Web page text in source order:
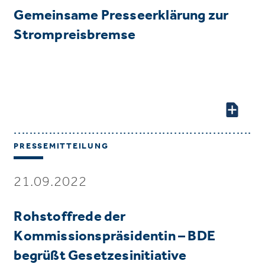
Gemeinsame Presseerklärung zur
Strompreisbremse
PRESSEMITTEILUNG
21.09.2022
Rohstoffrede der
Kommissionspräsidentin – BDE
begrüßt Gesetzesinitiative